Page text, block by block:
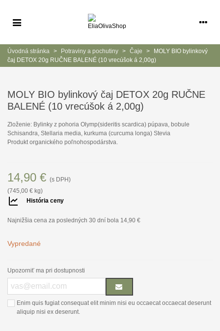
Úvodná stránka > Potraviny a pochutiny > Čaje >
MOLY BIO bylinkový
čaj DETOX 20g RUČNE BALENÉ (10 vrecúšok á 2,00g)
MOLY BIO bylinkový čaj DETOX 20g RUČNE
BALENÉ (10 vrecúšok á 2,00g)
Zloženie: Bylinky z pohoria Olymp(sideritis scardica) púpava, bobule
Schisandra, Stellaria media, kurkuma (curcuma longa) Stevia
Produkt organického poľnohospodárstva.
14,90 € (s DPH)
(745,00 € kg)
História ceny
Najnižšia cena za posledných 30 dní bola 14,90 €
Vypredané
Upozorniť ma pri dostupnosti
Enim quis fugiat consequat elit minim nisi eu occaecat occaecat deserunt
aliquip nisi ex deserunt.